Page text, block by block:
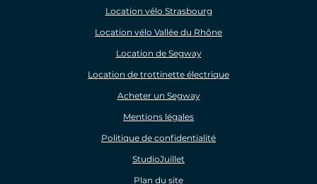
Location vélo Strasbourg
Location vélo Vallée du Rhône
Location de Segway
Location de trottinette électrique
Acheter un Segway
Mentions légales
Politique de confidentialité
StudioJuillet
Plan du site